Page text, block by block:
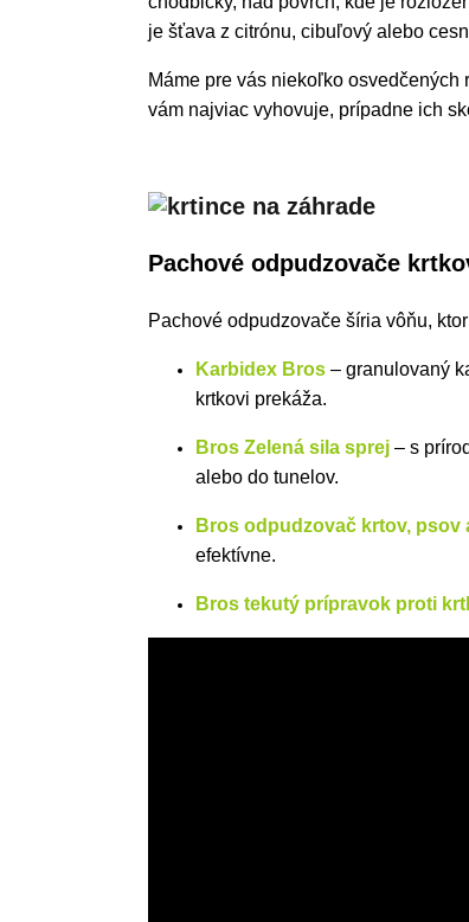
ješťava z citrónu, cibuľový alebo
Máme pre vás niekoľko
vám najviac vyhovuje, prípadne ich
Pachové odpudzovače
Pachové odpudzovače šíria vôňu,
Karbidex Bros – granulovaný
krtkovi prekáža.
Bros Zelená sila sprej – s
alebo do tunelov.
Bros odpudzovač krtov, psov
efektívne.
Bros tekutý prípravok proti